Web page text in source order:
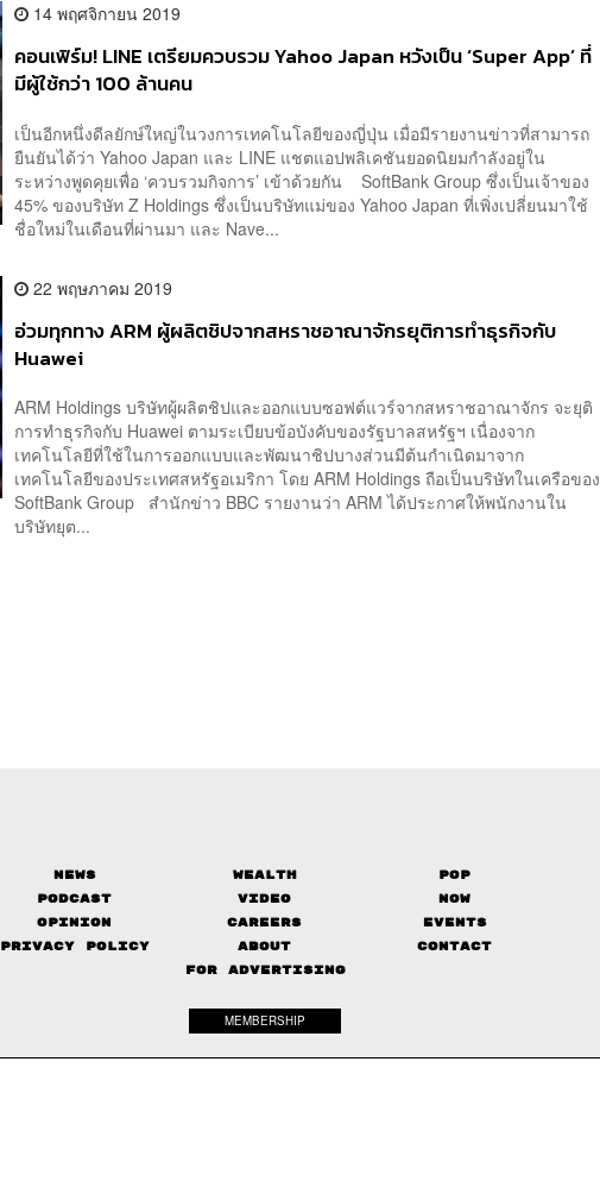
14 พฤศจิกายน 2019
คอนเฟิร์ม! LINE เตรียมควบรวม Yahoo Japan หวังเป็น ‘Super App’ ที่
มีผู้ใช้กว่า 100 ล้านคน
เป็นอีกหนึ่งดีลยักษ์ใหญ่ในวงการเทคโนโลยีของญี่ปุ่น เมื่อมีรายงานข่าวที่สามารถ
ยืนยันได้ว่า Yahoo Japan และ LINE แชตแอปพลิเคชันยอดนิยมกำลังอยู่ใน
ระหว่างพูดคุยเพื่อ ‘ควบรวมกิจการ’ เข้าด้วยกัน SoftBank Group ซึ่งเป็นเจ้าของ
45% ของบริษัท Z Holdings ซึ่งเป็นบริษัทแม่ของ Yahoo Japan ที่เพิ่งเปลี่ยนมาใช้
ชื่อใหม่ในเดือนที่ผ่านมา และ Nave...
22 พฤษภาคม 2019
อ่วมทุกทาง ARM ผู้ผลิตชิปจากสหราชอาณาจักรยุติการทำธุรกิจกับ
Huawei
ARM Holdings บริษัทผู้ผลิตชิปและออกแบบซอฟต์แวร์จากสหราชอาณาจักร จะยุติ
การทำธุรกิจกับ Huawei ตามระเบียบข้อบังคับของรัฐบาลสหรัฐฯ เนื่องจาก
เทคโนโลยีที่ใช้ในการออกแบบและพัฒนาชิปบางส่วนมีต้นกำเนิดมาจาก
เทคโนโลยีของประเทศสหรัฐอเมริกา โดย ARM Holdings ถือเป็นบริษัทในเครือของ
SoftBank Group สำนักข่าว BBC รายงานว่า ARM ได้ประกาศให้พนักงานใน
บริษัทยุต...
News Wealth
Pop
Podcast
Video
Now
Opinion
Careers
Events
Privacy Policy
About
Contact
FOR ADVERTISING
MEMBERSHIP